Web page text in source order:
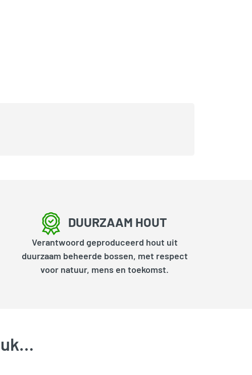
DUURZAAM HOUT
Verantwoord geproduceerd hout uit
duurzaam beheerde bossen, met respect
voor natuur, mens en toekomst.